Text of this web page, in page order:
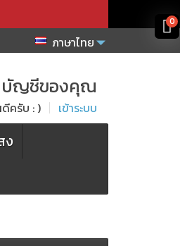
ภาษาไทย
บัญชีของคุณ
ครับ : ) เข้าระบบ
ง
0